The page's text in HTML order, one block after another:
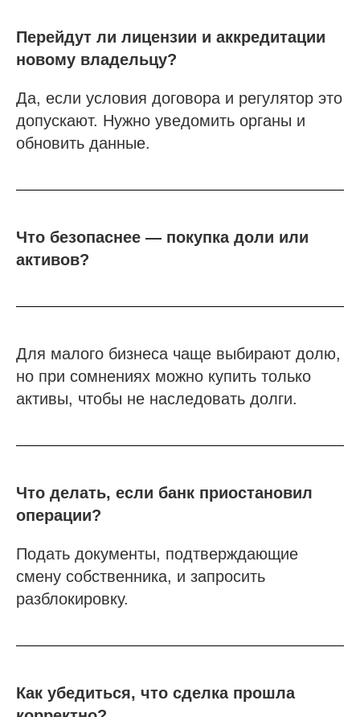
Перейдут ли лицензии и аккредитации
новому владельцу?
Да, если условия договора и регулятор это
допускают. Нужно уведомить органы и
обновить данные.
Что безопаснее — покупка доли или
активов?
Для малого бизнеса чаще выбирают долю,
но при сомнениях можно купить только
активы, чтобы не наследовать долги.
Что делать, если банк приостановил
операции?
Подать документы, подтверждающие
смену собственника, и запросить
разблокировку.
Как убедиться, что сделка прошла
Услуги
О компании
Строительно-монтажные СРО
Проектные СРО
Специалисты НРС для СРО
Покупка готовой компании (ООО)
Продажа готовой компании (ООО)
Пройти отбор на тендеры в ФКР
Актуальные отборы ФКР в вашем регионе
Гарантии
Новости
Вопросы
Лицензия на лом металлов
Лицензия Минкультуры